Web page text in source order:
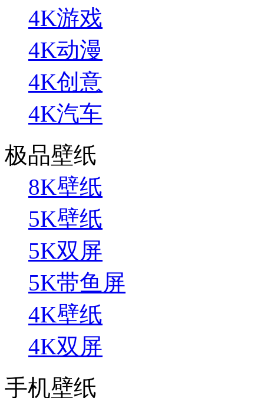
4K游戏
4K动漫
4K创意
4K汽车
极品壁纸
8K壁纸
5K壁纸
5K双屏
5K带鱼屏
4K壁纸
4K双屏
手机壁纸